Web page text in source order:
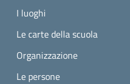
I luoghi
Le carte della scuola
Organizzazione
Le persone